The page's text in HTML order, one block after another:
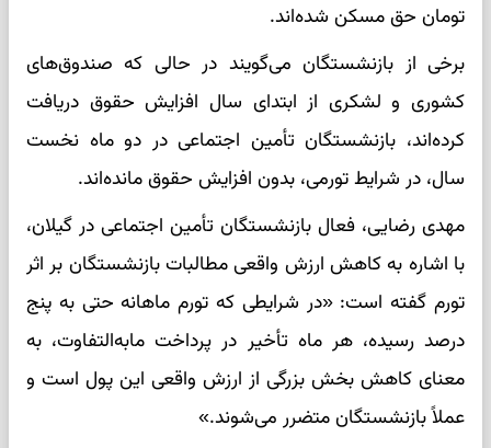
تومان حق مسکن شده‌اند.
برخی از بازنشستگان می‌گویند در حالی که صندوق‌های
کشوری و لشکری از ابتدای سال افزایش حقوق دریافت
کرده‌اند، بازنشستگان تأمین اجتماعی در دو ماه نخست
سال، در شرایط تورمی، بدون افزایش حقوق مانده‌اند.
مهدی رضایی، فعال بازنشستگان تأمین اجتماعی در گیلان،
با اشاره به کاهش ارزش واقعی مطالبات بازنشستگان بر اثر
تورم گفته است: «در شرایطی که تورم ماهانه حتی به پنج
درصد رسیده، هر ماه تأخیر در پرداخت مابه‌التفاوت، به
معنای کاهش بخش بزرگی از ارزش واقعی این پول است و
عملاً بازنشستگان متضرر می‌شوند.»